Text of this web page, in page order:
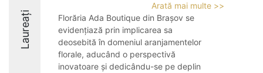
Laureați
Arată mai multe >>
Florăria Ada Boutique din Brașov se
evidențiază prin implicarea sa
deosebită în domeniul aranjamentelor
florale, aducând o perspectivă
inovatoare și dedicându-se pe deplin